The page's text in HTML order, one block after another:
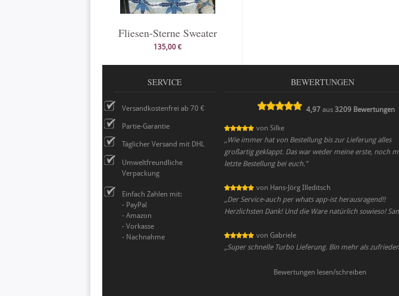
Fliesen-Sterne Sweater
135,00 €
SERVICE
Versandkostenfrei ab 70 €
Partie-Garantie
Täglicher Versand mit DHL
Umweltfreundliche
Verpackung
Einfach Zahlen mit:
- PayPal
- Amazon
- Vorkasse
- Nachnahme
BEWERTUNGEN
4,97 aus3209 Bewertungen
von Silke
„Wie immer hat von Bestellung bis zur Lieferung alles
großartig geklappt. Das war weder meine erste, noch
letzte Bestellung bei euch.”
von Hans-Jörg Illeditsch
„Der Service-auch per whats app-ist herausragend!!
Herzlichsten Dank! Und die Ware natürlich sowieso!
von Gabriele
„Super schnelle Turbo Lieferung. Bin mehr als zufrieden
Bewertungen lesen/schreiben